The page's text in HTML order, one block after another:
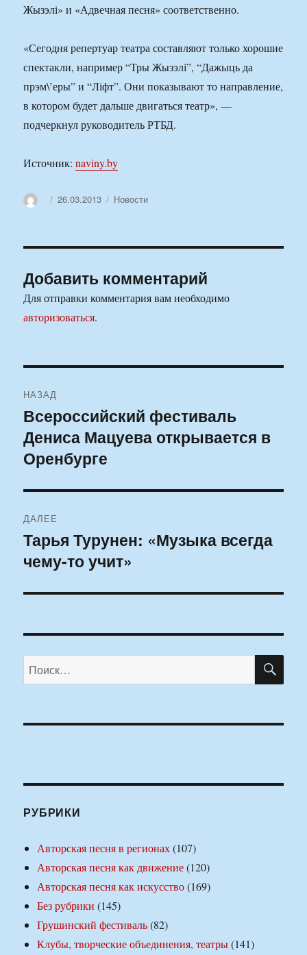
Жызэлі» и «Адвечная песня» соответственно.
«Сегодня репертуар театра составляют только хорошие
спектакли, например “Тры Жызэлі”, “Дажыць да
прэм\’еры” и “Ліфт”. Они показывают то направление,
в котором будет дальше двигаться театр», —
подчеркнул руководитель РТБД.
Источник:naviny.by
АвторОпубликовано
26.03.2013 Рубрики
Новости
Добавить комментарий
Для отправки комментария вам необходимо
авторизоваться.
по
записям
НАЗАД
Предыдущая
запись:
Всероссийский фестиваль
Дениса Мацуева открывается в
Оренбурге
ДАЛЕЕ
Следующая
запись:
Тарья Турунен: «Музыка всегда
чему-то учит»
Искать:
РУБРИКИ
Авторская песня в регионах(107)
Авторская песня как движение(120)
Авторская песня как искусство(169)
Без рубрики (145)
Грушинский фестиваль(82)
Клубы, творческие объединения, театры(141)